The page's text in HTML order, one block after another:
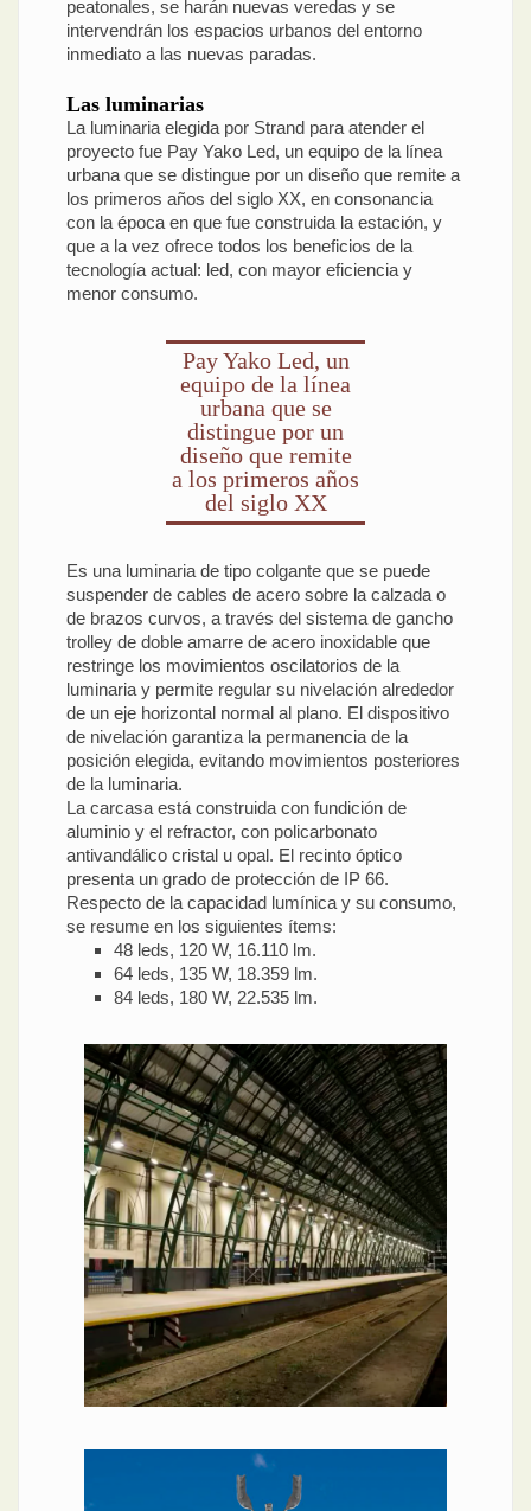
peatonales, se harán nuevas veredas y se
intervendrán los espacios urbanos del entorno
inmediato a las nuevas paradas.
Las luminarias
La luminaria elegida por Strand para atender el
proyecto fue Pay Yako Led, un equipo de la línea
urbana que se distingue por un diseño que remite a
los primeros años del siglo XX, en consonancia
con la época en que fue construida la estación, y
que a la vez ofrece todos los beneficios de la
tecnología actual: led, con mayor eficiencia y
menor consumo.
Pay Yako Led, un
equipo de la línea
urbana que se
distingue por un
diseño que remite
a los primeros años
del siglo XX
Es una luminaria de tipo colgante que se puede
suspender de cables de acero sobre la calzada o
de brazos curvos, a través del sistema de gancho
trolley de doble amarre de acero inoxidable que
restringe los movimientos oscilatorios de la
luminaria y permite regular su nivelación alrededor
de un eje horizontal normal al plano. El dispositivo
de nivelación garantiza la permanencia de la
posición elegida, evitando movimientos posteriores
de la luminaria.
La carcasa está construida con fundición de
aluminio y el refractor, con policarbonato
antivandálico cristal u opal. El recinto óptico
presenta un grado de protección de IP 66.
Respecto de la capacidad lumínica y su consumo,
se resume en los siguientes ítems:
48 leds, 120 W, 16.110 lm.
64 leds, 135 W, 18.359 lm.
84 leds, 180 W, 22.535 lm.